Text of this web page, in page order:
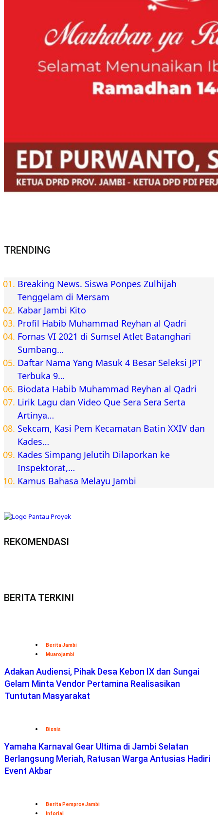
TRENDING
Breaking News. Siswa Ponpes Zulhijah
Tenggelam di Mersam
Kabar Jambi Kito
Profil Habib Muhammad Reyhan al Qadri
Fornas VI 2021 di Sumsel Atlet Batanghari
Sumbang…
Daftar Nama Yang Masuk 4 Besar Seleksi JPT
Terbuka 9…
Biodata Habib Muhammad Reyhan al Qadri
Lirik Lagu dan Video Que Sera Sera Serta
Artinya…
Sekcam, Kasi Pem Kecamatan Batin XXIV dan
Kades…
Kades Simpang Jelutih Dilaporkan ke
Inspektorat,…
Kamus Bahasa Melayu Jambi
REKOMENDASI
BERITA TERKINI
Berita Jambi
Muarojambi
Adakan Audiensi, Pihak Desa Kebon IX dan Sungai
Gelam Minta Vendor Pertamina Realisasikan
Tuntutan Masyarakat
Bisnis
Yamaha Karnaval Gear Ultima di Jambi Selatan
Berlangsung Meriah, Ratusan Warga Antusias Hadiri
Event Akbar
Berita Pemprov Jambi
Inforial